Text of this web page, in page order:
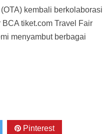
kembali berkolaborasi
tiket.com Travel Fair
menyambut berbagai
Pinterest